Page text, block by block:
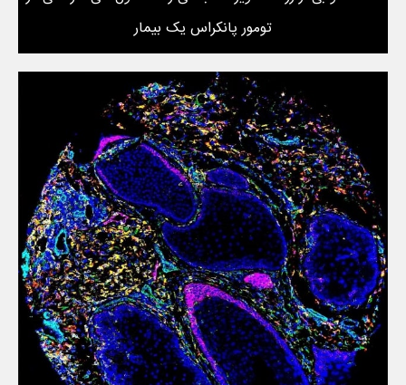
تومور پانکراس یک بیمار